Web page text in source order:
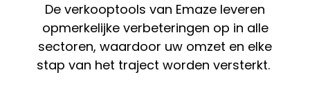
De verkooptools van Emaze leveren
opmerkelijke verbeteringen op in alle
sectoren, waardoor uw omzet en elke
stap van het traject worden versterkt.